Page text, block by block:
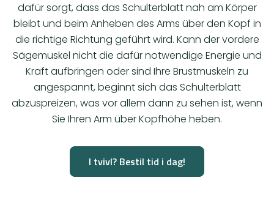
dafür sorgt, dass das Schulterblatt nah am Körper
bleibt und beim Anheben des Arms über den Kopf in
die richtige Richtung geführt wird. Kann der vordere
Sägemuskel nicht die dafür notwendige Energie und
Kraft aufbringen oder sind Ihre Brustmuskeln zu
angespannt, beginnt sich das Schulterblatt
abzuspreizen, was vor allem dann zu sehen ist, wenn
Sie Ihren Arm über Kopfhöhe heben.
I tvivl? Bestil tid i dag!